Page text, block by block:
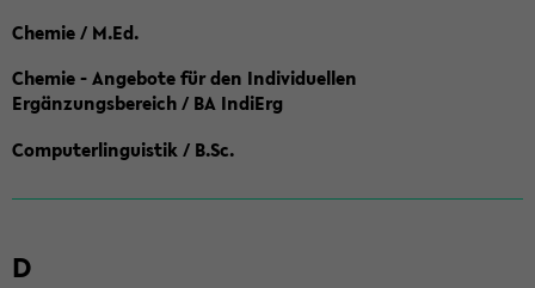
Chemie / M.Ed.
Chemie - Angebote für den Individuellen
Ergänzungsbereich / BA IndiErg
Computerlinguistik / B.Sc.
D